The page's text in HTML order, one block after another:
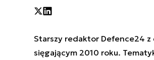
Starszy redaktor Defence24
sięgającym 2010 roku.